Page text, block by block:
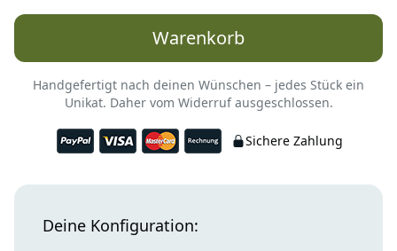
Deine Konfiguration:
Warenkorb
Handgefertigt nach deinen Wünschen – jedes Stück ein
Unikat. Daher vom Widerruf ausgeschlossen.
Sichere Zahlung